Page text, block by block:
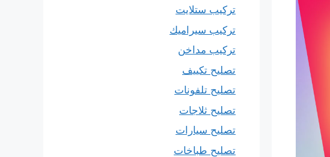
تركيب ستلايت
تركيب سيراميك
تركيب مداخن
تصليح تكييف
تصليح تلفونات
تصليح ثلاجات
تصليح سيارات
تصليح طباخات